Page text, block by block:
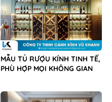
MẪU TỦ RƯỢU KÍNH TINH TẾ,
PHÙ HỢP MỌI KHÔNG GIAN